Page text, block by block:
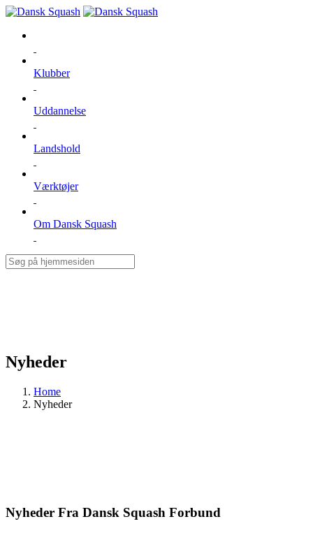
Klubber
Uddannelse
Landshold
Værktøjer
Om Dansk Squash
Nyheder
Home
Nyheder
Nyheder Fra Dansk Squash Forbund